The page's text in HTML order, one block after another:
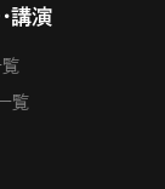
講演
覧
覧